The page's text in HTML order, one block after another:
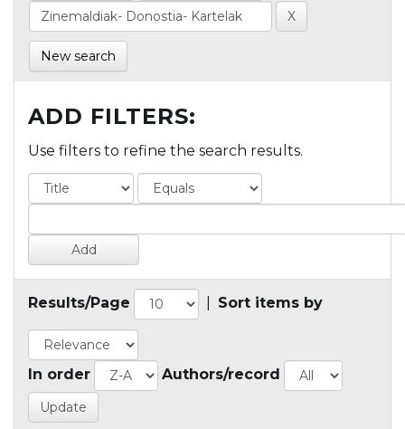
New search
ADD FILTERS:
Use filters to refine the search results.
Results/Page Sort items by
In order Authors/record